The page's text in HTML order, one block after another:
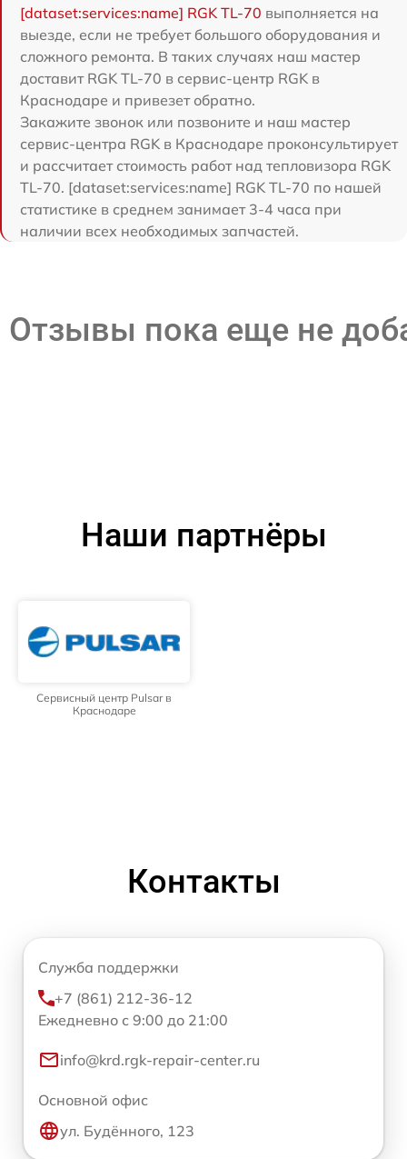
[dataset:services:name] RGK TL-70 выполняется на
выезде, если не требует большого оборудования и
сложного ремонта. В таких случаях наш мастер
доставит RGK TL-70 в сервис-центр RGK в
Краснодаре и привезет обратно.
Закажите звонок или позвоните и наш мастер
сервис-центра RGK в Краснодаре проконсультирует
и рассчитает стоимость работ над тепловизора RGK
TL-70. [dataset:services:name] RGK TL-70 по нашей
статистике в среднем занимает 3-4 часа при
наличии всех необходимых запчастей.
Отзывы пока еще не
Наши партнёры
Сервисный центр Pulsar в
Краснодаре
Контакты
Служба поддержки
+7 (861) 212-36-12
Ежедневно с 9:00 до 21:00
info@krd.rgk-repair-center.ru
Основной офис
ул. Будённого, 123